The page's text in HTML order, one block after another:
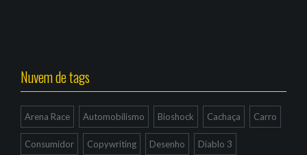
Nuvem de tags
Arena Race Automobilismo Bioshock Cachaça Carro
Consumidor Copywriting Desenho Diablo 3